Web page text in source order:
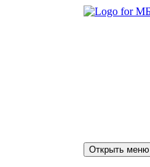
Skip
Открыть меню